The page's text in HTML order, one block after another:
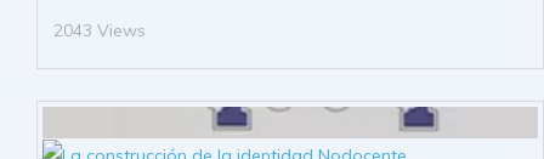
2043 Views